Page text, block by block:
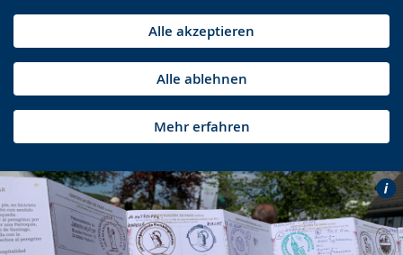
Alle akzeptieren
Alle ablehnen
Mehr erfahren